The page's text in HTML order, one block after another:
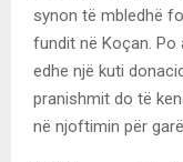
synon të mbledhë
fundit në Koçan. Po
edhe një kuti
pranishmit do të
në njoftimin për